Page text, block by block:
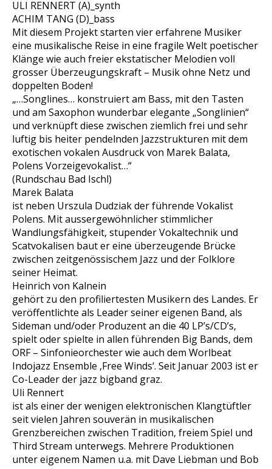
ULI RENNERT (A)_synth
ACHIM TANG (D)_bass
Mit diesem Projekt starten vier erfahrene Musiker
eine musikalische Reise in eine fragile Welt poetischer
Klänge wie auch freier ekstatischer Melodien voll
grosser Überzeugungskraft – Musik ohne Netz und
doppelten Boden!
„…Songlines… konstruiert am Bass, mit den Tasten
und am Saxophon wunderbar elegante „Songlinien“
und verknüpft diese zwischen ziemlich frei und sehr
luftig bis heiter pendelnden Jazzstrukturen mit dem
exotischen vokalen Ausdruck von Marek Balata,
Polens Vorzeigevokalist…“
(Rundschau Bad Ischl)
Marek Balata
ist neben Urszula Dudziak der führende Vokalist
Polens. Mit aussergewöhnlicher stimmlicher
Wandlungsfähigkeit, stupender Vokaltechnik und
Scatvokalisen baut er eine überzeugende Brücke
zwischen zeitgenössischem Jazz und der Folklore
seiner Heimat.
Heinrich von Kalnein
gehört zu den profiliertesten Musikern des Landes. Er
veröffentlichte als Leader seiner eigenen Band, als
Sideman und/oder Produzent an die 40 LP’s/CD’s,
spielt oder spielte in allen führenden Big Bands, dem
ORF – Sinfonieorchester wie auch dem Worlbeat
Indojazz Ensemble ‚Free Winds‘. Seit Januar 2003 ist er
Co-Leader der jazz bigband graz.
Uli Rennert
ist als einer der wenigen elektronischen Klangtüftler
seit vielen Jahren souverän in musikalischen
Grenzbereichen zwischen Tradition, freiem Spiel und
Third Stream unterwegs. Mehrere Produktionen
unter eigenem Namen u.a. mit Dave Liebman und Bob